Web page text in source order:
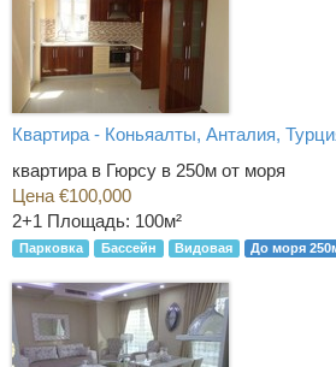
Квартира - Коньяалты, Анталия,
квартира в Гюрсу в 250м от моря
Цена €100,000
2+1 Площадь: 100м²
Парковка Бассейн Видовая До моря